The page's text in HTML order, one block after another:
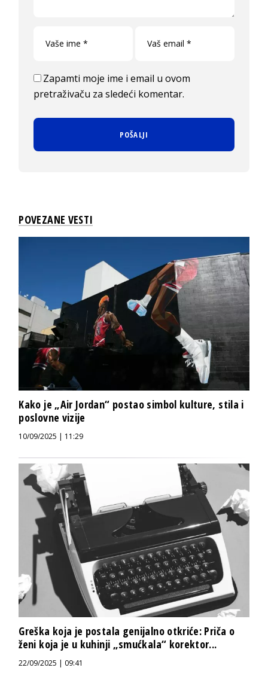
Zapamti moje ime i email u ovom
pretraživaču za sledeći komentar.
POVEZANE VESTI
Kako je „Air Jordan“ postao simbol kulture, stila i
poslovne vizije
10/09/2025 | 11:29
Greška koja je postala genijalno otkriće: Priča o
ženi koja je u kuhinji „smućkala“ korektor...
22/09/2025 | 09:41